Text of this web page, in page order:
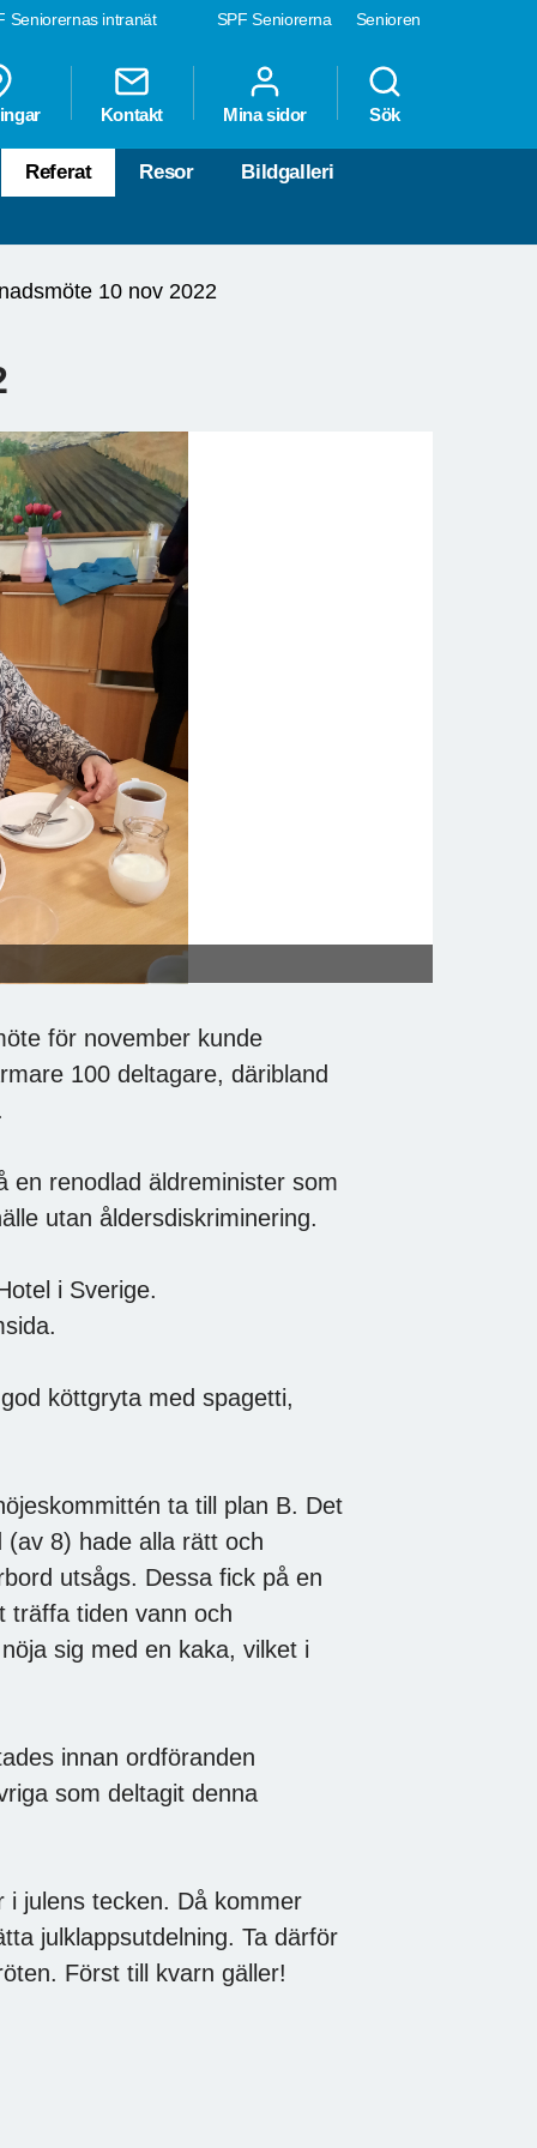
SPF Seniorerna Senioren
Seniorernas intranät
Kontakt Mina sidor Sök
Referat Resor Bildgalleri
10 nov 2022
för november kunde
100 deltagare, däribland
en renodlad äldreminister som
utan åldersdiskriminering.
i Sverige.
köttgryta med spagetti,
ta till plan B. Det
8) hade alla rätt och
utsågs. Dessa fick på en
träffa tiden vann och
sig med en kaka, vilket i
innan ordföranden
som deltagit denna
julens tecken. Då kommer
julklappsutdelning. Ta därför
Först till kvarn gäller!